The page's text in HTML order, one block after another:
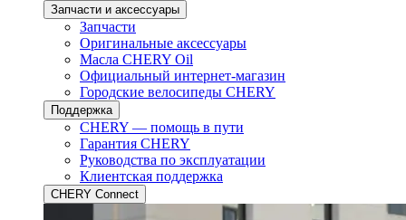
Запчасти и аксессуары
Запчасти
Оригинальные аксессуары
Масла CHERY Oil
Официальный интернет-магазин
Городские велосипеды CHERY
Поддержка
CHERY — помощь в пути
Гарантия CHERY
Руководства по эксплуатации
Клиентская поддержка
CHERY Connect